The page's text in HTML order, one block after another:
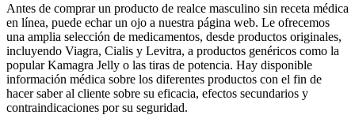
Antes de comprar un producto de realce masculino sin receta médica
en línea, puede echar un ojo a nuestra página web. Le ofrecemos
una amplia selección de medicamentos, desde productos originales,
incluyendo Viagra, Cialis y Levitra, a productos genéricos como la
popular Kamagra Jelly o las tiras de potencia. Hay disponible
información médica sobre los diferentes productos con el fin de
hacer saber al cliente sobre su eficacia, efectos secundarios y
contraindicaciones por su seguridad.